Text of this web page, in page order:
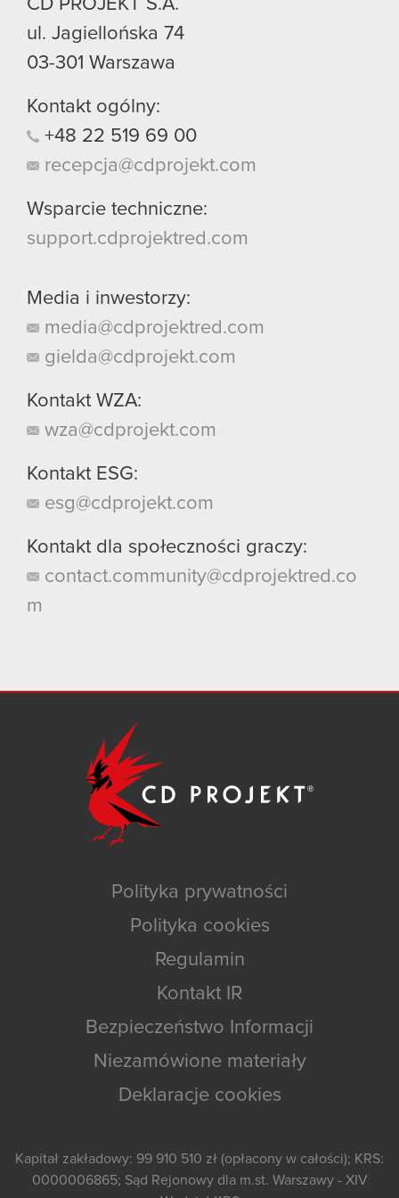
CD PROJEKT S.A.
ul. Jagiellońska 74
03-301 Warszawa
Kontakt ogólny:
+48 22 519 69 00
recepcja@cdprojekt.com
Wsparcie techniczne:
support.cdprojektred.com
Media i inwestorzy:
media@cdprojektred.com
gielda@cdprojekt.com
Kontakt WZA:
wza@cdprojekt.com
Kontakt ESG:
esg@cdprojekt.com
Kontakt dla społeczności graczy:
contact.community@cdprojektred.co
m
Polityka prywatności
Polityka cookies
Regulamin
Kontakt IR
Bezpieczeństwo Informacji
Niezamówione materiały
Deklaracje cookies
Kapitał zakładowy: 99 910 510 zł (opłacony w całości); KRS:
0000006865; Sąd Rejonowy dla m.st. Warszawy - XIV